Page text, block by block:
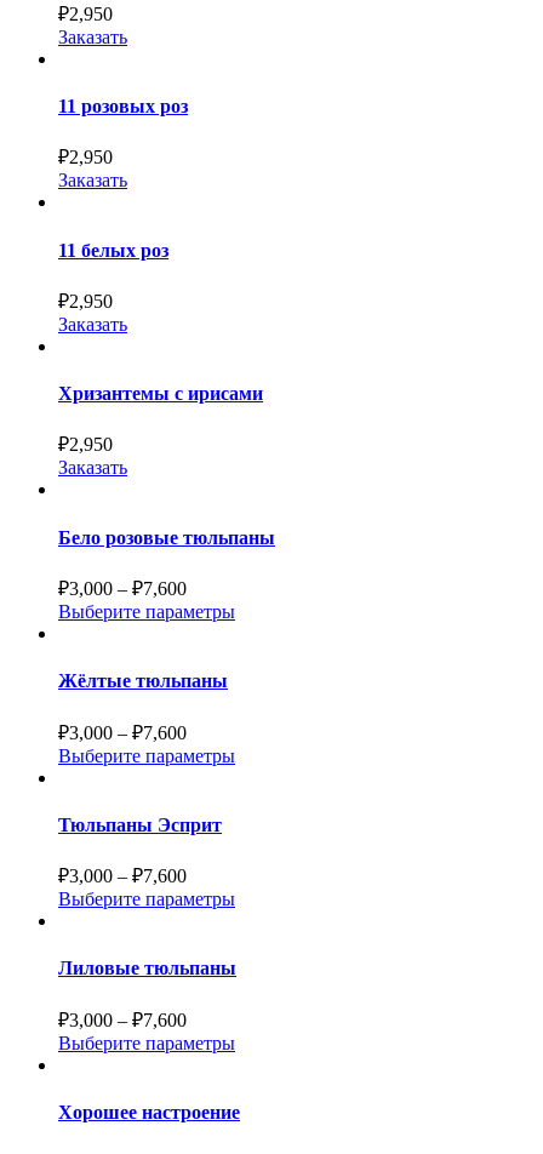
₽2,950
Заказать
11 розовых роз
₽2,950
Заказать
11 белых роз
₽2,950
Заказать
Хризантемы с ирисами
₽2,950
Заказать
Бело розовые тюльпаны
₽3,000 – ₽7,600
Выберите параметры
Жёлтые тюльпаны
₽3,000 – ₽7,600
Выберите параметры
Тюльпаны Эсприт
₽3,000 – ₽7,600
Выберите параметры
Лиловые тюльпаны
₽3,000 – ₽7,600
Выберите параметры
Хорошее настроение